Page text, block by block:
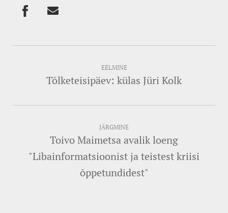
EELMINE
Tõlketeisipäev: külas Jüri Kolk
JÄRGMINE
Toivo Maimetsa avalik loeng
"Libainformatsioonist ja teistest kriisi
õppetundidest"